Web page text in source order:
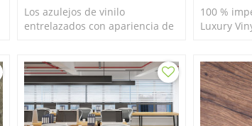
Los azulejos de vinilo
entrelazados con apariencia de
proyecto de cocina o sótano.
100 %
Luxury